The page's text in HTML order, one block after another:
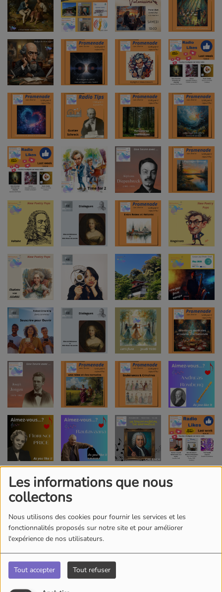
Les informations que nous
collectons
Nous utilisons des cookies pour fournir les services et les
fonctionnalités proposés sur notre site et pour améliorer
l'expérience de nos utilisateurs.
Tout accepter Tout refuser